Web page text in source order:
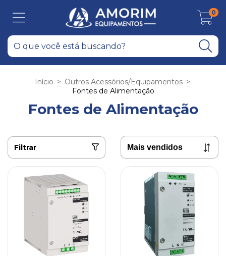
0
Início > Outros Acessórios/Equipamentos >
Fontes de Alimentação
Fontes de Alimentação
Filtrar